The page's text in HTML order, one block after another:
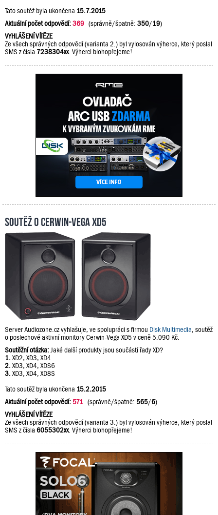
Tato soutěž byla ukončena 15.7.2015
Aktuální počet odpovědí:369 (správně/špatně: 350/19)
VYHLÁŠENÍ VÍTĚZE
Ze všech správných odpovědí (varianta 2.) byl vylosován výherce, který poslal
SMS z čísla 7238304xx. Výherci blohopřejeme!
Soutěž o Cerwin-Vega XD5
Server Audiozone.cz vyhlašuje, ve spolupráci s firmou Disk Multimedia, soutěž
o poslechové aktivní monitory Cerwin-Vega XD5 v ceně 5.090 Kč.
Soutěžní otázka: Jaké další produkty jsou součástí řady XD?
1. XD2, XD3, XD4
2. XD3, XD4, XDS6
3. XD3, XD4, XD8S
Tato soutěž byla ukončena 15.2.2015
Aktuální počet odpovědí:571 (správně/špatně: 565/6)
VYHLÁŠENÍ VÍTĚZE
Ze všech správných odpovědí (varianta 3.) byl vylosován výherce, který poslal
SMS z čísla 6055302xx. Výherci blohopřejeme!